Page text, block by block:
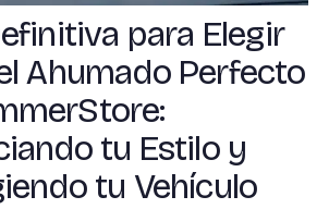
para Elegir
Ahumado Perfecto
tu Estilo y
tu Vehículo